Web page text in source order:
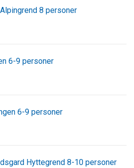
8 personer
6-9 personer
6-9 personer
Hyttegrend 8-10 personer